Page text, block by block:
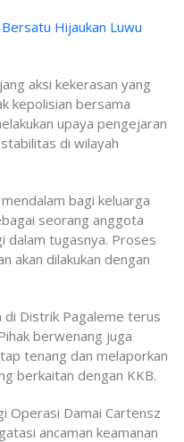
Hijaukan Luwu
aksi kekerasan yang
kepolisian bersama
upaya pengejaran
di wilayah
bagi keluarga
seorang anggota
dalam tugasnya. Proses
akan dilakukan dengan
di Distrik Pagaleme terus
berwenang juga
tenang dan melaporkan
berkaitan dengan KKB.
Operasi Damai Cartensz
ancaman keamanan